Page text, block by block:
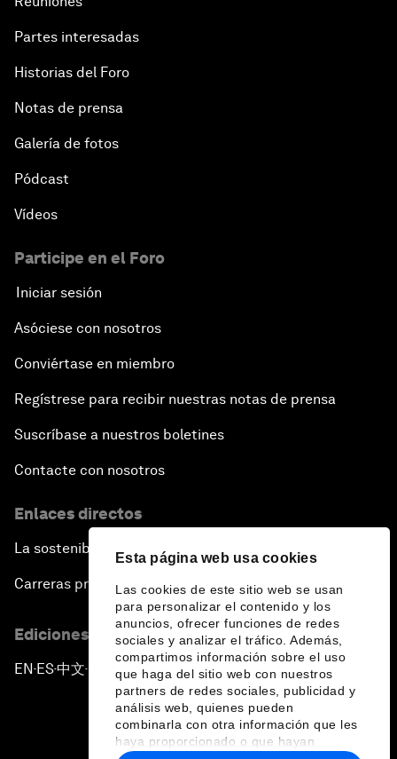
Esta página web usa cookies
Las cookies de este sitio web se usan
para personalizar el contenido y los
anuncios, ofrecer funciones de redes
sociales y analizar el tráfico. Además,
compartimos información sobre el uso
que haga del sitio web con nuestros
partners de redes sociales, publicidad y
análisis web, quienes pueden
combinarla con otra información que les
haya proporcionado o que hayan
Partes interesadas
Historias del Foro
Notas de prensa
Galería de fotos
Pódcast
Vídeos
Participe en el Foro
Iniciar sesión
Asóciese con nosotros
Conviértase en miembro
Regístrese para recibir nuestras notas de prensa
Suscríbase a nuestros boletines
Contacte con nosotros
Enlaces directos
La sostenibilidad en el Foro
Carreras profesionales
Ediciones en otros idiomas
EN ▪ES▪中文▪ 日本語